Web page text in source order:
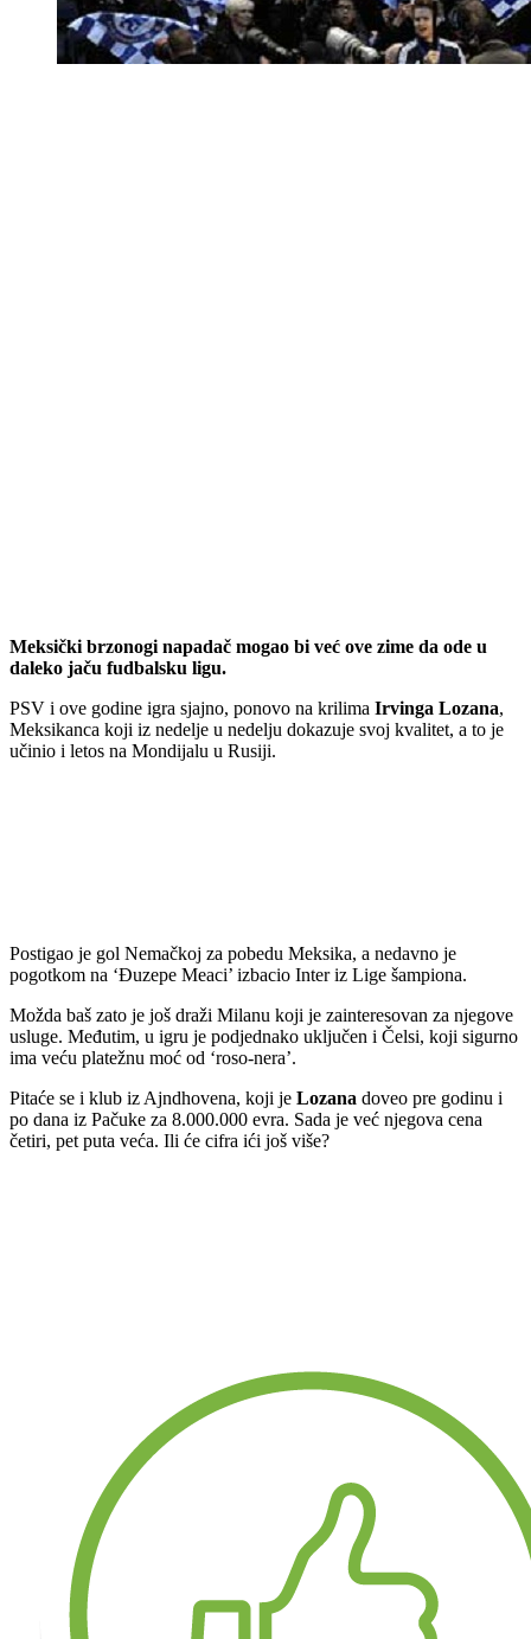
Meksički brzonogi napadač mogao bi već ove zime da ode u
daleko jaču fudbalsku ligu.
PSV i ove godine igra sjajno, ponovo na krilima Irvinga Lozana,
Meksikanca koji iz nedelje u nedelju dokazuje svoj kvalitet, a to je
učinio i letos na Mondijalu u Rusiji.
Postigao je gol Nemačkoj za pobedu Meksika, a nedavno je
pogotkom na ‘Đuzepe Meaci’ izbacio Inter iz Lige šampiona.
Možda baš zato je još draži Milanu koji je zainteresovan za njegove
usluge. Međutim, u igru je podjednako uključen i Čelsi, koji sigurno
ima veću platežnu moć od ‘roso-nera’.
Pitaće se i klub iz Ajndhovena, koji je Lozana doveo pre godinu i
po dana iz Pačuke za 8.000.000 evra. Sada je već njegova cena
četiri, pet puta veća. Ili će cifra ići još više?